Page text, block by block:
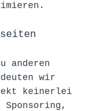
anderen
wir
keinerlei
Sponsoring,